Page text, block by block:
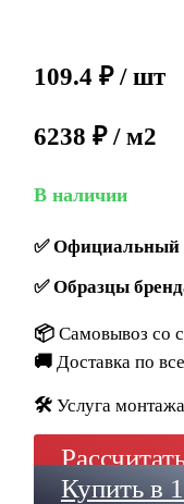
109.4 ₽ / шт
6238 ₽ / м2
В наличии
✅Официальный
✅Образцы
📦 Самовывоз со
🚚 Доставка по
🛠️ Услуга монтажа
Купить в